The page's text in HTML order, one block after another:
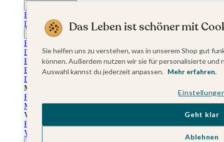
Einladungskarten Firmung
Dankeskarten Firmung
Jugendweihekarten
Einladungskarten Jugendweihe
Dankeskarten Jugendweihe
Einschulungskarten
Einladungskarten Einschulung
Danksagung Einschulung
Muttertag
Fotogeschenke Muttertag
Muttertagskarten
Vatertag
Fotogeschenke Vatertag
Vatertagskarten
Das Leben ist schöner mit
Sie helfen uns zu verstehen, was in unserem Shop gut
können. Außerdem nutzen wir sie für personalisierte
Auswahl kannst du jederzeit anpassen. Mehr erfahren.
Ablehnen
Geht klar